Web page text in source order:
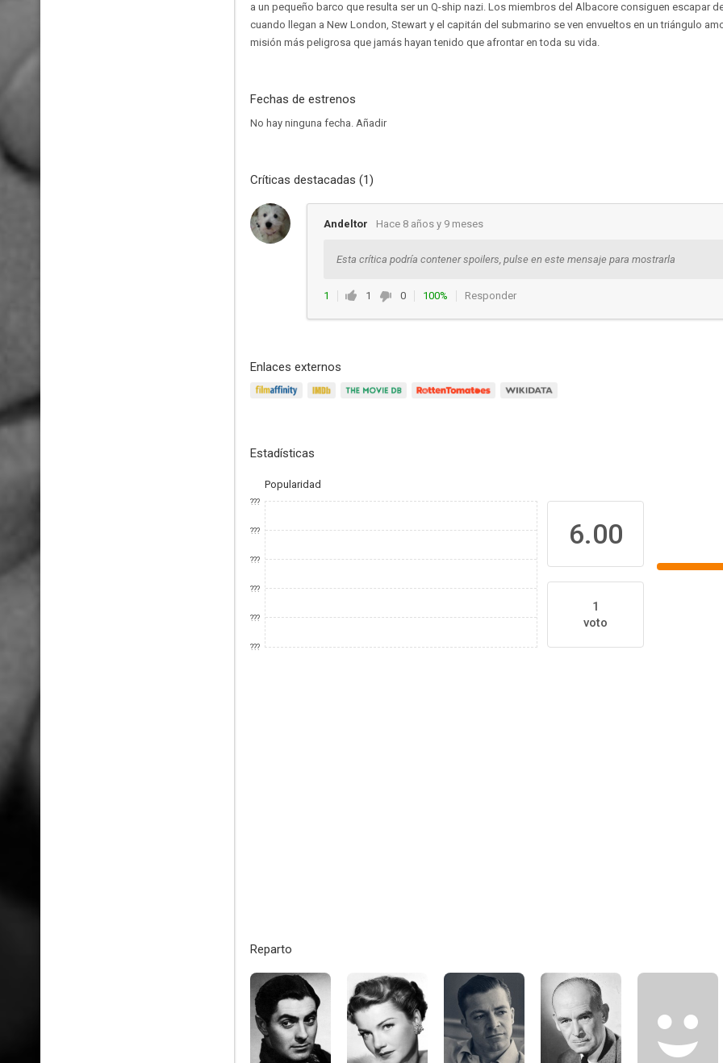
a un pequeño barco que resulta ser un Q-ship nazi. Los miembros del Albacore consiguen escapar
cuando llegan a New London, Stewart y el capitán del submarino se ven envueltos en un triángulo
misión más peligrosa que jamás hayan tenido que afrontar en toda su vida.
Fechas de estrenos
No hay ninguna fecha. Añadir
Críticas destacadas (1)
Andeltor Hace 8 años y 9 meses
Esta crítica podría contener spoilers, pulse en este mensaje para mostrarla
1 1 0 100% Responder
Enlaces externos
Estadísticas
Popularidad
???
???
???
???
???
???
6.00
1
voto
Reparto